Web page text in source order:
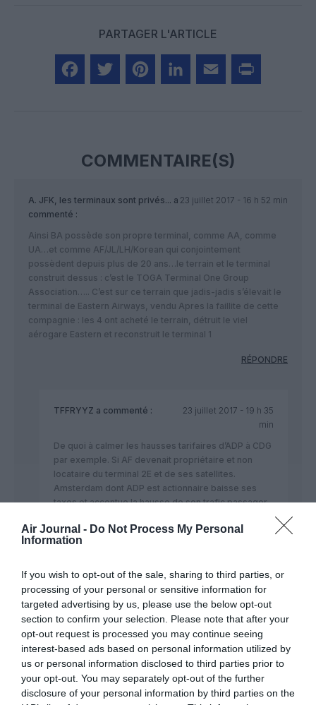
Air Journal - Do Not Process My Personal
Information
If you wish to opt-out of the sale, sharing to third parties, or
processing of your personal or sensitive information for
targeted advertising by us, please use the below opt-out
section to confirm your selection. Please note that after your
opt-out request is processed you may continue seeing
interest-based ads based on personal information utilized by
us or personal information disclosed to third parties prior to
your opt-out. You may separately opt-out of the further
disclosure of your personal information by third parties on the
PARTAGER L'ARTICLE
COMMENTAIRE(S)
A. JFK, les terminaux sont privés... a
commenté :
23 juillet 2017 - 16 h 52 min
Ainsi BA possède son propre terminal, comme AA, comme
UA…et comme AF/JL/LH/Korean qui conjointement
possèdent depuis plus de 20 ans…le terrain et le terminal
construit dessus : c’est le TOGA Terminal One Group
Association….. C’est sur ce terrain que jadis-jadis s’élevait le
terminal de Eastern Airways, vendu Apres la faillite de cette
compagnie : les 4 ont acheté le terrain, détruit le viel
aérogare Eastern et reconstruit le terminal 1
RÉPONDRE
TFFRYYZ a commenté :
23 juillet 2017 - 19 h 35
min
De quoi à calmer les hausses tarifaires d’ADP à CDG
par exemple. Si AF devenait propriétaire et non
locataire du terminal 2E et de ses satellites.
Amsterdam dont ADP est actionnaire baisse ses
taxes et accentue la hausse de son trafic passager
Stallone CDG désormais.
A voir si le gouvernement privatisera ou pas ADP. J
aéroports qui sont associés à leurs ports et
financent par l’impôt le coût de certaines taxes
aériennes comme nous le faisons dans le
ferroviaire. Si le coût de la sécurité dans le
ferroviaire était répercuté dans le prix des trains
comme c’est le cas dans l’aérien, ce dernier serait
Tôt ou tard le Conseil constitutionnel saisit pourrait
aligner le ferroviaire sur l’aérien ou l’inverse au non
de la rupture d’égalité devant les charges publiques.